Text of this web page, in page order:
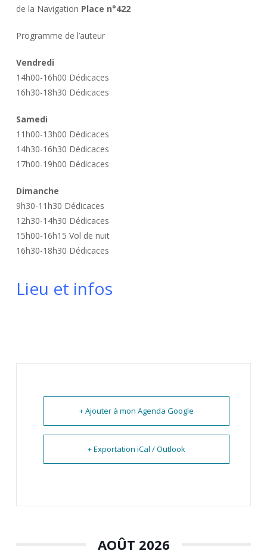
de la Navigation Place n°422
Programme de l’auteur
Vendredi
14h00-16h00 Dédicaces
16h30-18h30 Dédicaces
Samedi
11h00-13h00 Dédicaces
14h30-16h30 Dédicaces
17h00-19h00 Dédicaces
Dimanche
9h30-11h30 Dédicaces
12h30-14h30 Dédicaces
15h00-16h15 Vol de nuit
16h30-18h30 Dédicaces
Lieu et infos
+ Ajouter à mon Agenda Google
+ Exportation iCal / Outlook
AOÛT 2026